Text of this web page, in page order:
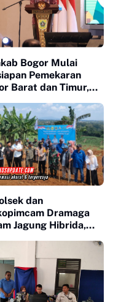
Bogor Mulai
Pemekaran
Barat dan Timur,
Ibu Kota Bogor
dan
Dramaga
Jagung Hibrida,
Zahid Bin Tshabit